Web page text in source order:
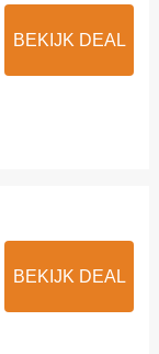
BEKIJK DEAL
BEKIJK DEAL